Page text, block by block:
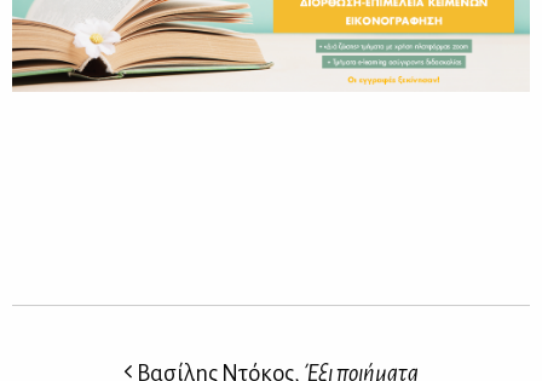
Βασίλης Ντόκος, Έξι ποιήματα